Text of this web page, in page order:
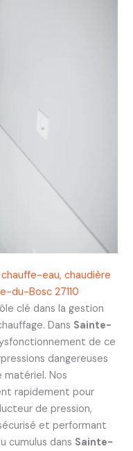
eau, chaudière
du-Bosc 27110
clé dans la gestion
Dans Sainte-
de ce
dangereuses
Nos
rapidement pour
de pression,
et performant
cumulus dans Sainte-